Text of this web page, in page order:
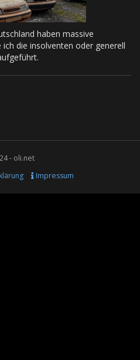
haben massive
die insolventen oder generell
- oli.net
Impressum